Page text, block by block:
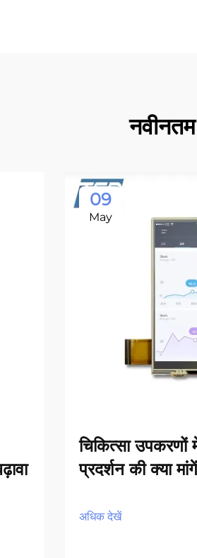
09
May
चिकित्सा
प्रदर्शन की क्या
अधिक देखें